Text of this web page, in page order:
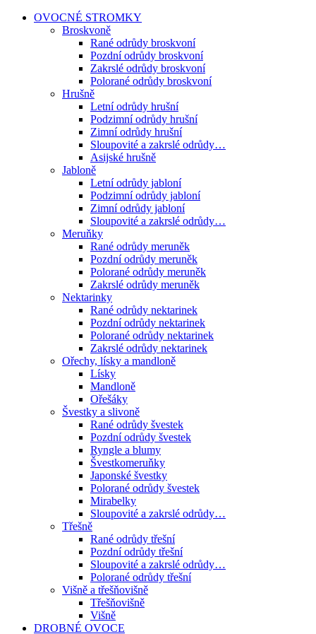
OVOCNÉ STROMKY
Broskvoně
Rané odrůdy broskvoní
Pozdní odrůdy broskvoní
Zakrslé odrůdy broskvoní
Polorané odrůdy broskvoní
Hrušně
Letní odrůdy hrušní
Podzimní odrůdy hrušní
Zimní odrůdy hrušní
Sloupovité a zakrslé odrůdy…
Asijské hrušně
Jabloně
Letní odrůdy jabloní
Podzimní odrůdy jabloní
Zimní odrůdy jabloní
Sloupovité a zakrslé odrůdy…
Meruňky
Rané odrůdy meruněk
Pozdní odrůdy meruněk
Polorané odrůdy meruněk
Zakrslé odrůdy meruněk
Nektarinky
Rané odrůdy nektarinek
Pozdní odrůdy nektarinek
Polorané odrůdy nektarinek
Zakrslé odrůdy nektarinek
Ořechy, lísky a mandloně
Lísky
Mandloně
Ořešáky
Švestky a slivoně
Rané odrůdy švestek
Pozdní odrůdy švestek
Ryngle a blumy
Švestkomeruňky
Japonské švestky
Polorané odrůdy švestek
Mirabelky
Sloupovité a zakrslé odrůdy…
Třešně
Rané odrůdy třešní
Pozdní odrůdy třešní
Sloupovité a zakrslé odrůdy…
Polorané odrůdy třešní
Višně a třešňovišně
Třešňovišně
Višně
DROBNÉ OVOCE